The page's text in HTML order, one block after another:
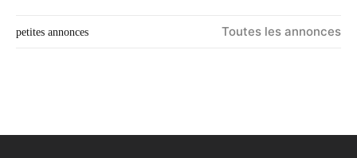
petites annonces Toutes les annonces